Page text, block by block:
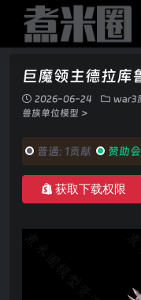
巨魔领主德拉库
2026-06-24 war3
兽族单位模型 >
普通: 1贡献 赞助
获取下载权限